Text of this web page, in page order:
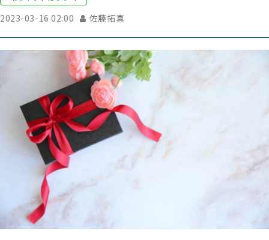
2023-03-16 02:00 佐藤拓真